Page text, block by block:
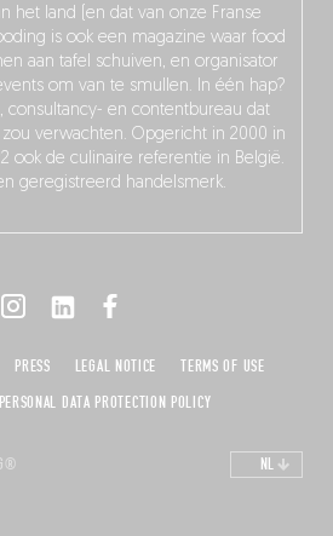
het land (en dat van onze Franse
is ook een magazine waar food
aan tafel schuiven, en organisator
om van te smullen. In één hap?
consultancy- en contentbureau dat
verwachten. Opgericht in 2000 in
ook de culinaire referentie in België.
geregistreerd handelsmerk.
PRESS LEGAL NOTICE
TERMS OF USE
PERSONAL DATA PROTECTION POLICY
NL